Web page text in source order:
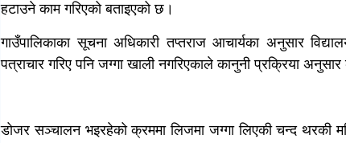
हटाउने काम गरिएको बताइएको छ।
गाउँपालिकाका सूचना अधिकारी तप्तराज आचार्यका अनुसार
पत्राचार गरिए पनि जग्गा खाली नगरिएकाले कानुनी प्रक्रिया
डोजर सञ्चालन भइरहेको क्रममा लिजमा जग्गा लिएकी चन्द थरकी